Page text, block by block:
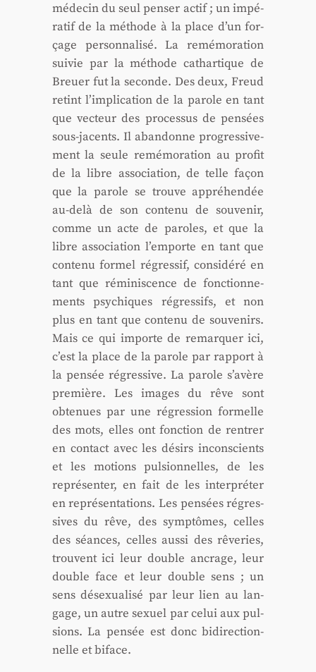
méde­cin du seul pen­ser actif ; un impé­
ra­tif de la méthode à la place d’un for­
çage per­son­na­li­sé. La remé­mo­ra­tion
sui­vie par la méthode cathar­tique de
Breuer fut la seconde. Des deux, Freud
retint l’implication de la parole en tant
que vec­teur des pro­ces­sus de pen­sées
sous-jacents. Il aban­donne pro­gres­si­ve­
ment la seule remé­mo­ra­tion au pro­fit
de la libre asso­cia­tion, de telle façon
que la parole se trouve appré­hen­dée
au-delà de son conte­nu de sou­ve­nir,
comme un acte de paroles, et que la
libre asso­cia­tion l’emporte en tant que
conte­nu for­mel régres­sif, consi­dé­ré en
tant que rémi­nis­cence de fonc­tion­ne­
ments psy­chiques régres­sifs, et non
plus en tant que conte­nu de sou­ve­nirs.
Mais ce qui importe de remar­quer ici,
c’est la place de la parole par rap­port à
la pen­sée régres­sive. La parole s’avère
pre­mière. Les images du rêve sont
obte­nues par une régres­sion for­melle
des mots, elles ont fonc­tion de ren­trer
en contact avec les dési­rs incons­cients
et les motions pul­sion­nelles, de les
repré­sen­ter, en fait de les inter­pré­ter
en repré­sen­ta­tions. Les pen­sées régres­
sives du rêve, des symp­tômes, celles
des séances, celles aus­si des rêve­ries,
trouvent ici leur double ancrage, leur
double face et leur double sens ; un
sens désexua­li­sé par leur lien au lan­
gage, un autre sexuel par celui aux pul­
sions. La pen­sée est donc bidi­rec­tion­
nelle et biface.